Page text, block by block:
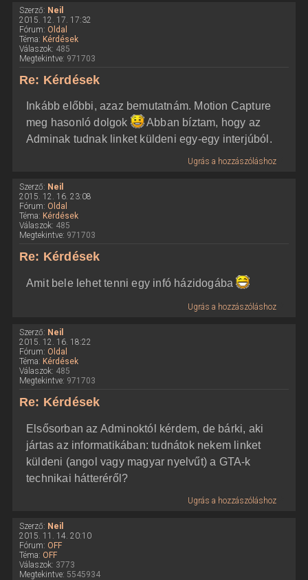
Szerző: Neil
2015. 12. 17. 17:32
Fórum: Oldal
Téma: Kérdések
Válaszok: 485
Megtekintve: 971703
Re: Kérdések
Inkább előbbi, azaz bemutatnám. Motion Capture
meg hasonló dolgok
Abban bíztam, hogy az
Adminak tudnak linket küldeni egy-egy interjúból.
Ugrás a hozzászóláshoz
Szerző: Neil
2015. 12. 16. 23:08
Fórum: Oldal
Téma: Kérdések
Válaszok: 485
Megtekintve: 971703
Re: Kérdések
Amit bele lehet tenni egy infó házidogába
Ugrás a hozzászóláshoz
Szerző: Neil
2015. 12. 16. 18:22
Fórum: Oldal
Téma: Kérdések
Válaszok: 485
Megtekintve: 971703
Re: Kérdések
Elsősorban az Adminoktól kérdem, de bárki, aki
jártas az informatikában: tudnátok nekem linket
küldeni (angol vagy magyar nyelvűt) a GTA-k
technikai hátteréről?
Ugrás a hozzászóláshoz
Szerző: Neil
2015. 11. 14. 20:10
Fórum: OFF
Téma: OFF
Válaszok: 3773
Megtekintve: 5545934